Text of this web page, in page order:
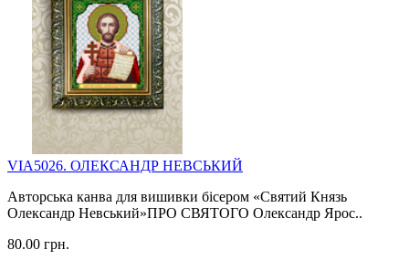
VIA5026. ОЛЕКСАНДР НЕВСЬКИЙ
Авторська канва для вишивки бісером «Святий Князь
Олександр Невський»ПРО СВЯТОГО Олександр Ярос..
80.00 грн.